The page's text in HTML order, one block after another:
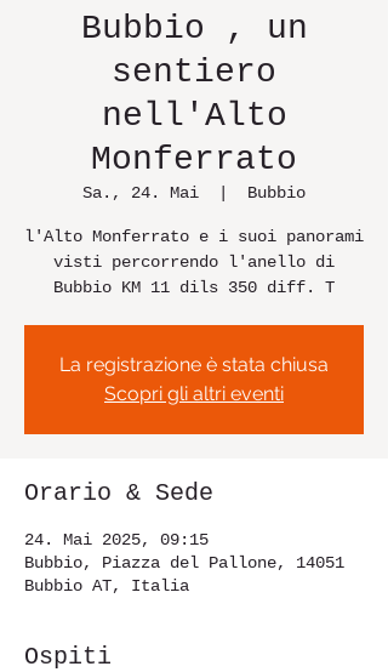
Bubbio , un
sentiero
nell'Alto
Monferrato
Sa., 24. Mai Bubbio
l'Alto Monferrato e i suoi panorami
visti percorrendo l'anello di
Bubbio KM 11 dils 350 diff. T
La registrazione è stata chiusa
Scopri gli altri eventi
Orario & Sede
24. Mai 2025, 09:15
Bubbio, Piazza del Pallone, 14051
Bubbio AT, Italia
Ospiti